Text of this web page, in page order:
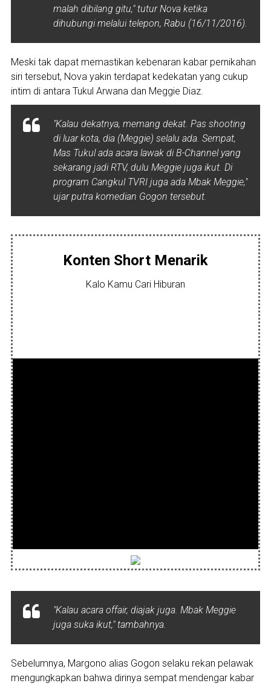
malah dibilang gitu," tutur Nova ketika
dihubungi melalui telepon, Rabu (16/11/2016).
Meski tak dapat memastikan kebenaran kabar pernikahan
siri tersebut, Nova yakin terdapat kedekatan yang cukup
intim di antara Tukul Arwana dan Meggie Diaz.
"Kalau dekatnya, memang dekat. Pas shooting
di luar kota, dia (Meggie) selalu ada. Sempat,
Mas Tukul ada acara lawak di B-Channel yang
sekarang jadi RTV, dulu Meggie juga ikut. Di
program Cangkul TVRI juga ada Mbak Meggie,"
ujar putra komedian Gogon tersebut.
Konten Short Menarik
Kalo Kamu Cari Hiburan
"Kalau acara offair, diajak juga. Mbak Meggie
juga suka ikut," tambahnya.
Sebelumnya, Margono alias Gogon selaku rekan pelawak
mengungkapkan bahwa dirinya sempat mendengar kabar